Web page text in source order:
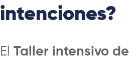
intenciones?
El Taller intensivo